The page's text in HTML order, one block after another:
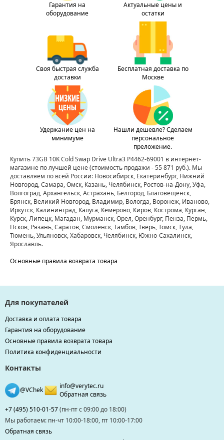
Гарантия на
оборудование
Актуальные цены и
остатки
Своя быстрая служба
доставки
Бесплатная доставка по
Москве
Удержание цен на
минимуме
Нашли дешевле? Сделаем
персональное
преложение.
Купить 73GB 10K Cold Swap Drive Ultra3 P4462-69001 в интернет-
магазине по лучшей цене(стоимость продажи - 55 871 руб.). Мы
доставляем по всей России: Новосибирск, Екатеринбург, Нижний
Новгород, Самара, Омск, Казань, Челябинск, Ростов-на-Дону, Уфа,
Волгоград, Архангельск, Астрахань, Белгород, Благовещенск,
Брянск, Великий Новгород, Владимир, Вологда, Воронеж, Иваново,
Иркутск, Калининград, Калуга, Кемерово, Киров, Кострома, Курган,
Курск, Липецк, Магадан, Мурманск, Орел, Оренбург, Пенза, Пермь,
Псков, Рязань, Саратов, Смоленск, Тамбов, Тверь, Томск, Тула,
Тюмень, Ульяновск, Хабаровск, Челябинск, Южно-Сахалинск,
Ярославль.
Основные правила возврата товара
Для покупателей
Доставка и оплата товара
Гарантия на оборудование
Основные правила возврата товара
Политика конфиденциальности
Контакты
@VChek
info@verytec.ru
Обратная связь
+7 (495) 510-01-57(пн-пт с 09:00 до 18:00)
Мы работаем: пн-чт 10:00-18:00, пт 10:00-17:00
Обратная связь